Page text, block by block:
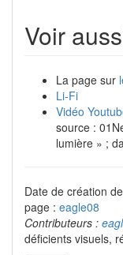
Voir
La page sur
Li-Fi
Vidéo
source :
lumière » ;
Date de création
page : eagle08
Contributeurs :
déficients visuels,